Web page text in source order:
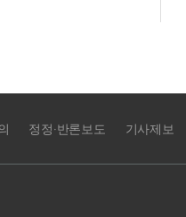
정정·반론보도 기사제보